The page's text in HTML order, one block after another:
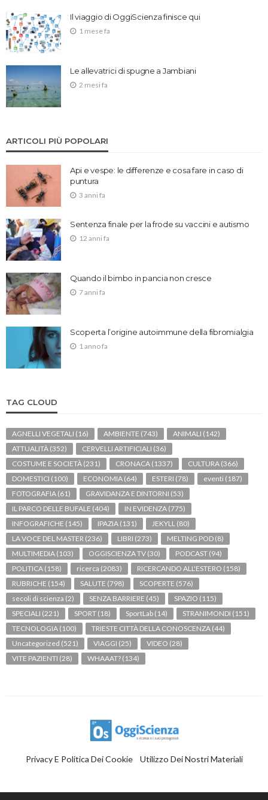
Il viaggio di OggiScienza finisce qui
1 mese fa
Le allevatrici di spugne a Jambiani
2 mesi fa
ARTICOLI PIÙ POPOLARI
Api e vespe: le differenze e cosa fare in caso di
puntura
3 anni fa
Sentenza finale per la frode su vaccini e autismo
12 anni fa
Quando il bimbo in pancia non cresce
7 anni fa
Scoperta l’origine autoimmune della fibromialgia
1 anno fa
TAG CLOUD
AGNELLI VEGETALI (16) AMBIENTE (743) ANIMALI (142)
ATTUALITÀ (352) CERVELLI ARTIFICIALI (36)
COSTUME E SOCIETÀ (231) CRONACA (1337) CULTURA (366)
DOMESTICI (100) ECONOMIA (64) ESTERI (78) eventi (187)
FOTOGRAFIA (61) GRAVIDANZA E DINTORNI (53)
IL PARCO DELLE BUFALE (404) IN EVIDENZA (775)
INFOGRAFICHE (145) IPAZIA (131) JEKYLL (80)
LA VOCE DEL MASTER (236) LIBRI (273) MELTING POD (8)
MULTIMEDIA (103) OGGISCIENZA TV (30) PODCAST (94)
POLITICA (158) ricerca (2083) RICERCANDO ALL'ESTERO (158)
RUBRICHE (154) SALUTE (798) SCOPERTE (576)
secoli di scienza (2) SENZA BARRIERE (45) SPAZIO (115)
SPECIALI (221) SPORT (18) SportLab (14) STRANIMONDI (151)
TECNOLOGIA (100) TRIESTE CITTÀ DELLA CONOSCENZA (44)
Uncategorized (521) VIAGGI (25) VIDEO (28)
VITE PAZIENTI (28) WHAAAT? (134)
Privacy E Politica Dei Cookie Utilizzo Dei Nostri Materiali